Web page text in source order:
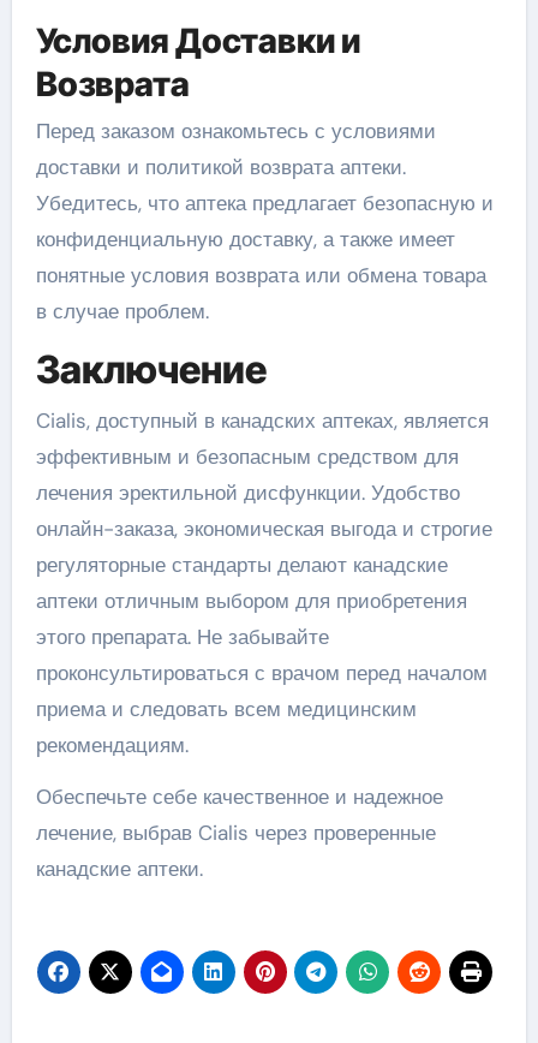
Условия Доставки и
Возврата
Перед заказом ознакомьтесь с условиями
доставки и политикой возврата аптеки.
Убедитесь, что аптека предлагает безопасную и
конфиденциальную доставку, а также имеет
понятные условия возврата или обмена товара
в случае проблем.
Заключение
Cialis, доступный в канадских аптеках, является
эффективным и безопасным средством для
лечения эректильной дисфункции. Удобство
онлайн-заказа, экономическая выгода и строгие
регуляторные стандарты делают канадские
аптеки отличным выбором для приобретения
этого препарата. Не забывайте
проконсультироваться с врачом перед началом
приема и следовать всем медицинским
рекомендациям.
Обеспечьте себе качественное и надежное
лечение, выбрав Cialis через проверенные
канадские аптеки.